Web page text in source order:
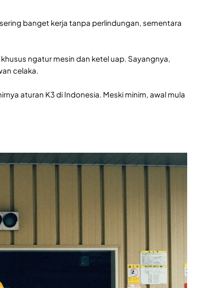
banget kerja tanpa perlindungan, sementara
ngatur mesin dan ketel uap. Sayangnya,
celaka.
aturan K3 di Indonesia. Meski minim, awal mula